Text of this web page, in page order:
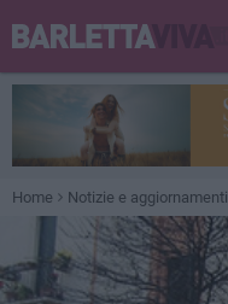
Home Notizie e aggiornamenti